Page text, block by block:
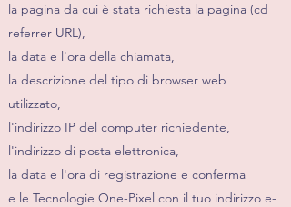
la pagina da cui è stata richiesta la pagina (cd
referrer URL),
la data e l'ora della chiamata,
la descrizione del tipo di browser web
utilizzato,
l'indirizzo IP del computer richiedente,
l'indirizzo di posta elettronica,
la data e l'ora di registrazione e conferma
e le Tecnologie One-Pixel con il tuo indirizzo e-